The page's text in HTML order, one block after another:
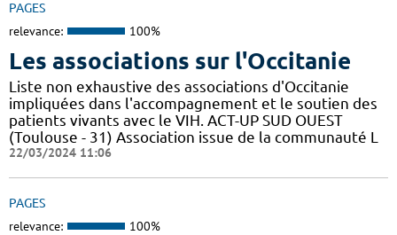
PAGES
relevance: 100%
Les associations sur l'Occitanie
Liste non exhaustive des associations d'Occitanie
impliquées dans l'accompagnement et le soutien des
patients vivants avec le VIH. ACT-UP SUD OUEST
(Toulouse - 31) Association issue de la communauté L
22/03/2024 11:06
PAGES
relevance: 100%